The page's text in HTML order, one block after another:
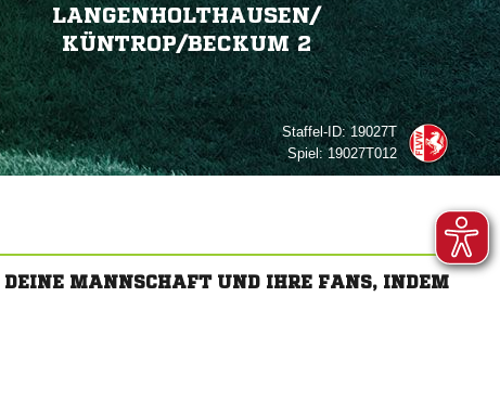
LANGENHOLTHAUSEN/​
KÜNTROP/​BECKUM 2
Staffel-ID:19027T
Spiel:19027T012
DEINE MANNSCHAFT UND IHRE FANS, INDEM